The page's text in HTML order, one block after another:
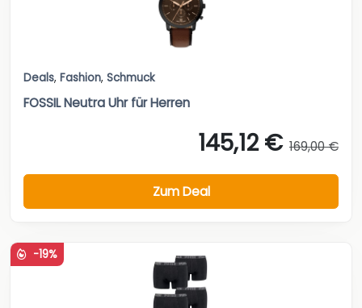
Deals, Fashion, Schmuck
FOSSIL Neutra Uhr für Herren
145,12 € 169,00 €
Zum Deal
-19%